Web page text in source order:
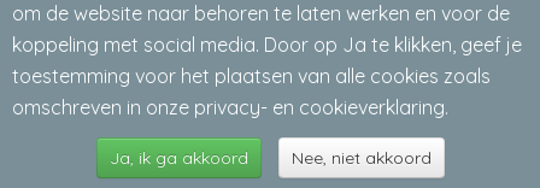
om de website naar behoren te laten werken en voor de
koppeling met social media. Door op Ja te klikken, geef je
toestemming voor het plaatsen van alle cookies zoals
omschreven in onze privacy- en cookieverklaring.
Ja, ik ga akkoord Nee, niet akkoord